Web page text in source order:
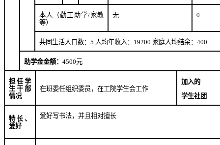
本人（勤工助学/家教
等）
无 0
共同生活人口数： 5 人均年收入： 19200 家庭人均结余： 400
助学金金额： 4500元
担任学
生干部
情况
在班委任组织委员，在工院学生会工作
加入的
学生社团
特长、
爱好
爱好写书法，并且相对擅长